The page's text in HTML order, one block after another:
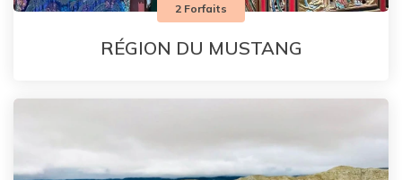
2 Forfaits
RÉGION DU MUSTANG